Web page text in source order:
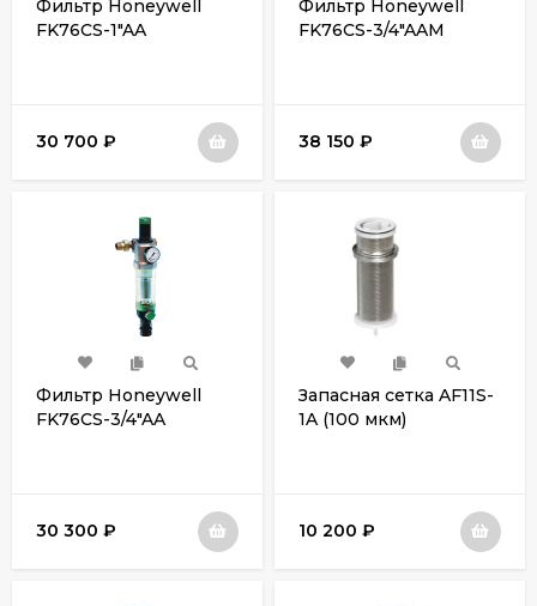
Фильтр Honeywell
FK76CS-1"AA
30 700 ₽
Фильтр Honeywell
FK76CS-3/4"AAМ
38 150 ₽
Фильтр Honeywell
FK76CS-3/4"AA
30 300 ₽
Запасная сетка AF11S-
1A (100 мкм)
10 200 ₽